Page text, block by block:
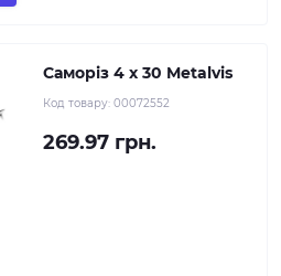
Саморіз 4 х 30 Metalvis
Код товару: 00072552
269.97 грн.